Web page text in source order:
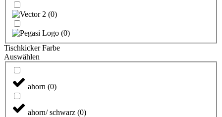
(0)
(0)
Tischkicker Farbe
Auswählen
ahorn (0)
ahorn/ schwarz (0)